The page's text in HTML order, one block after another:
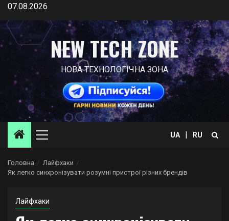
Skip
content
07.08.2026
NEW TECH ZONE
НОВА ТЕХНОЛОГІЧНА ЗОНА
Primary
UA | RU
Головна
Лайфхаки
Як легко синхронізувати розумні пристрої різних брендів
Лайфхаки